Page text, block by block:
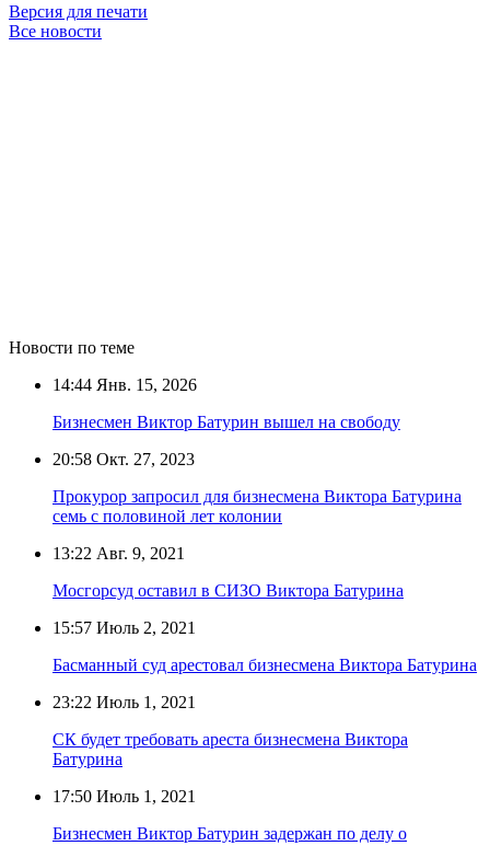
Версия для печати
Все новости
Новости по теме
14:44 Янв. 15, 2026
Бизнесмен Виктор Батурин вышел на свободу
20:58 Окт. 27, 2023
Прокурор запросил для бизнесмена Виктора Батурина
семь с половиной лет колонии
13:22 Авг. 9, 2021
Мосгорсуд оставил в СИЗО Виктора Батурина
15:57 Июль 2, 2021
Басманный суд арестовал бизнесмена Виктора Батурина
23:22 Июль 1, 2021
СК будет требовать ареста бизнесмена Виктора
Батурина
17:50 Июль 1, 2021
Бизнесмен Виктор Батурин задержан по делу о